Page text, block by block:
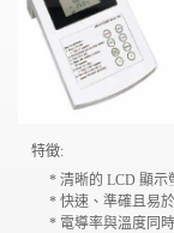
特徵:
* 清晰的 LCD 顯示
* 快速、準確且易
* 電導率與溫度同